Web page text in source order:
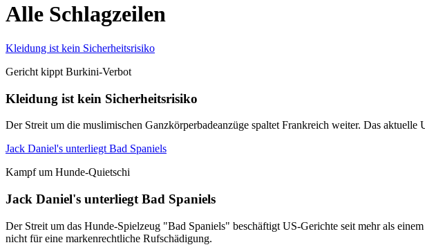
Alle Schlagzeilen
Kleidung ist kein Sicherheitsrisiko
Gericht kippt Burkini-Verbot
Kleidung ist kein Sicherheitsrisiko
Der Streit um die muslimischen Ganzkörperbadeanzüge spaltet Frankreich weiter. Das
Jack Daniel's unterliegt Bad Spaniels
Kampf um Hunde-Quietschi
Jack Daniel's unterliegt Bad Spaniels
Der Streit um das Hunde-Spielzeug "Bad Spaniels" beschäftigt US-Gerichte seit mehr als
nicht für eine markenrechtliche Rufschädigung.